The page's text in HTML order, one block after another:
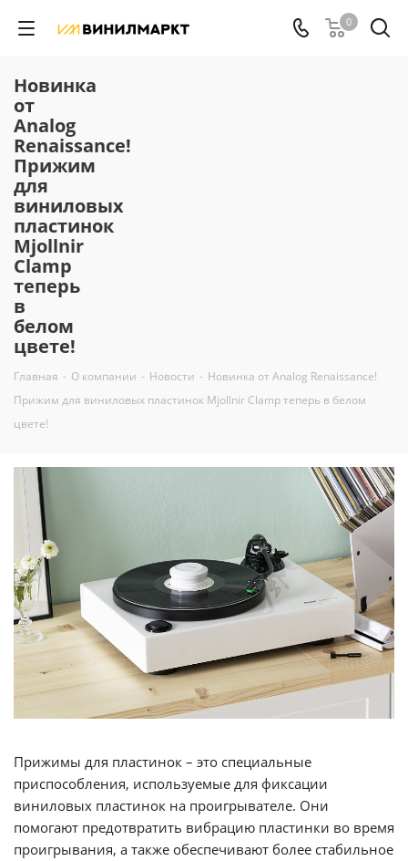
0
Новинкa
от
Analog
Renaissance!
Прижим
для
виниловых
пластинок
Mjollnir
Clamp
теперь
в
белом
цвете!
Главная - О компании - Новости - Новинкa от Analog Renaissance!
Прижим для виниловых пластинок Mjollnir Clamp теперь в белом
цвете!
Прижимы для пластинок – это специальные
приспособления, используемые для фиксации
виниловых пластинок на проигрывателе. Они
помогают предотвратить вибрацию пластинки во время
проигрывания, а также обеспечивают более стабильное